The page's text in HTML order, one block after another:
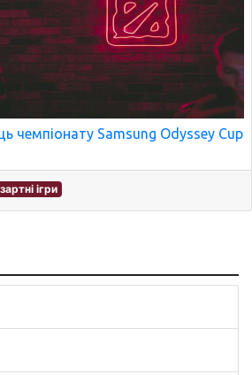
чемпіонату Samsung Odyssey Cup
ігри